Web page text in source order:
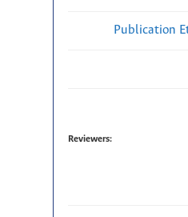
Publication
Reviewers: